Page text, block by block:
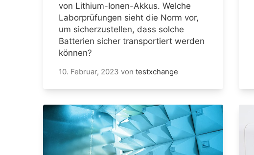
von Lithium-Ionen-Akkus. Welche
Laborprüfungen sieht die Norm vor,
um sicherzustellen, dass solche
Batterien sicher transportiert werden
können?
10. Februar, 2023 von testxchange